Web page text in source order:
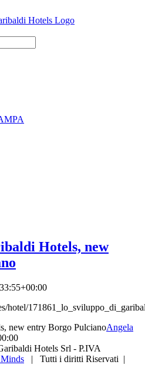
Hotels, new
hotel/
new entry Borgo PulcianoAngela
Hotels Srl - P.IVA
| Tutti i diritti Riservati |